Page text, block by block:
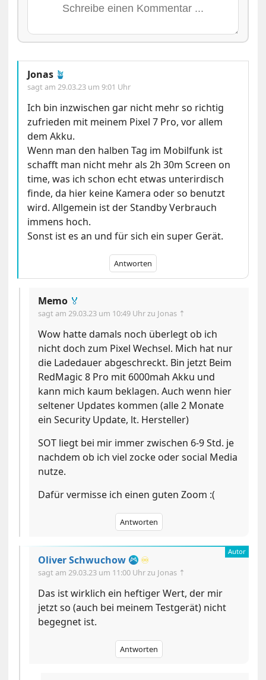
Jonas 🪴
sagt am29.03.23 um 9:01 Uhr
Ich bin inzwischen gar nicht mehr so richtig
zufrieden mit meinem Pixel 7 Pro, vor allem
dem Akku.
Wenn man den halben Tag im Mobilfunk ist
schafft man nicht mehr als 2h 30m Screen on
time, was ich schon echt etwas unterirdisch
finde, da hier keine Kamera oder so benutzt
wird. Allgemein ist der Standby Verbrauch
immens hoch.
Sonst ist es an und für sich ein super Gerät.
Antworten
Memo 🏅
sagt am29.03.23 um 10:49 Uhrzu Jonas ⇡
Wow hatte damals noch überlegt ob ich
nicht doch zum Pixel Wechsel. Mich hat nur
die Ladedauer abgeschreckt. Bin jetzt Beim
RedMagic 8 Pro mit 6000mah Akku und
kann mich kaum beklagen. Auch wenn hier
seltener Updates kommen (alle 2 Monate
ein Security Update, lt. Hersteller)
SOT liegt bei mir immer zwischen 6-9 Std. je
nachdem ob ich viel zocke oder social Media
nutze.
Dafür vermisse ich einen guten Zoom :(
Antworten
Oliver Schwuchow ♾️
sagt am29.03.23 um 11:00 Uhrzu Jonas ⇡
Das ist wirklich ein heftiger Wert, der mir
jetzt so (auch bei meinem Testgerät) nicht
begegnet ist.
Antworten